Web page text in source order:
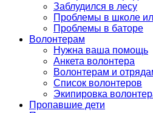
Заблудился в лесу
Проблемы в школе
Проблемы в баторе
Волонтерам
Нужна ваша помощь
Анкета волонтера
Волонтерам и
Список волонтеров
Экипировка
Пропавшие дети